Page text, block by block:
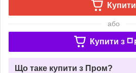
Купити
або
Купити з
Що таке купити з Пром?